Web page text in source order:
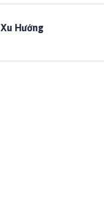
Xu Hướng